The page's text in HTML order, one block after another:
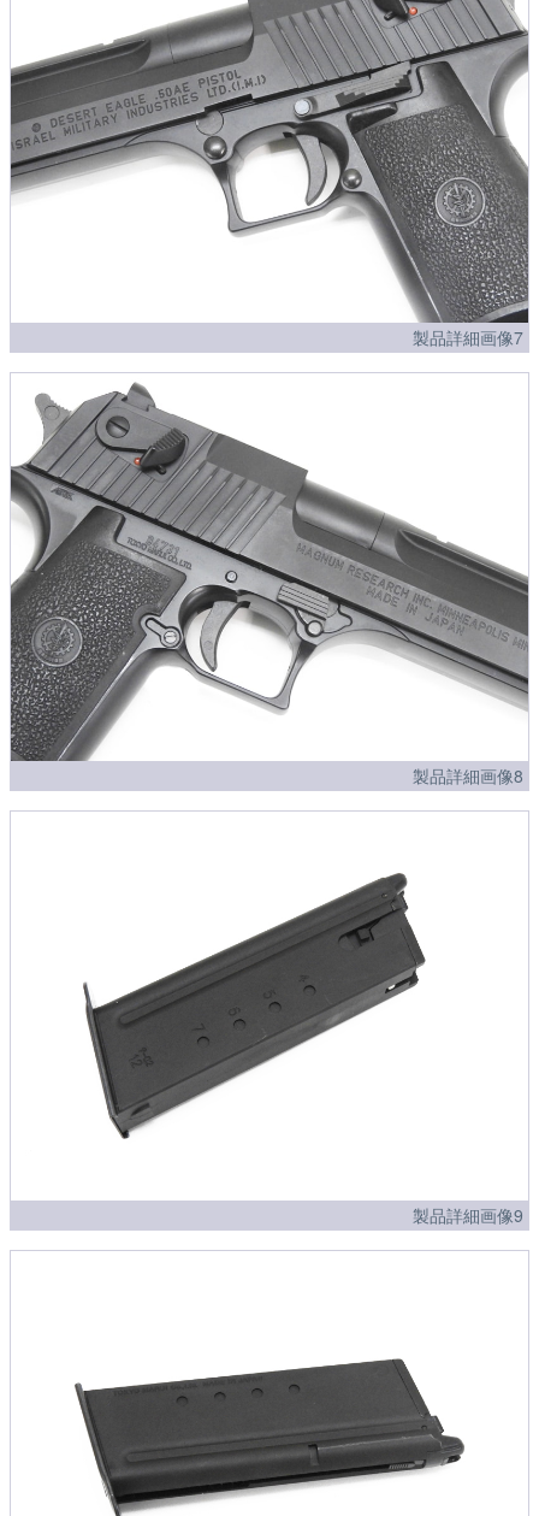
製品詳細画像7
製品詳細画像8
製品詳細画像9